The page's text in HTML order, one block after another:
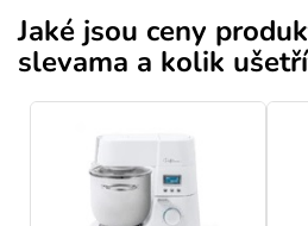
Jaké jsou ceny
slevama a kolik